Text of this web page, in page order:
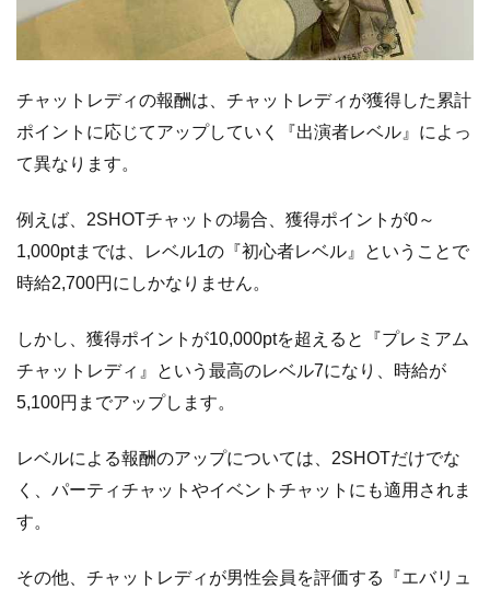
チャットレディの報酬は、チャットレディが獲得した累計
ポイントに応じてアップしていく『出演者レベル』によっ
て異なります。
例えば、2SHOTチャットの場合、獲得ポイントが0～
1,000ptまでは、レベル1の『初心者レベル』ということで
時給2,700円にしかなりません。
しかし、獲得ポイントが10,000ptを超えると『プレミアム
チャットレディ』という最高のレベル7になり、時給が
5,100円までアップします。
レベルによる報酬のアップについては、2SHOTだけでな
く、パーティチャットやイベントチャットにも適用されま
す。
その他、チャットレディが男性会員を評価する『エバリュ